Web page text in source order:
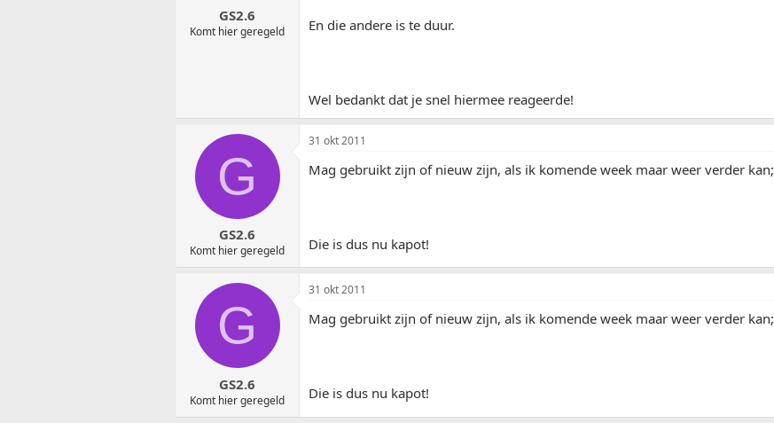
GS2.6
Komt hier geregeld En die andere is te duur.
Wel bedankt dat je snel hiermee reageerde!
G
GS2.6
Komt hier geregeld
31 okt 2011
Mag gebruikt zijn of nieuw zijn, als ik komende week maar weer verder kan;
Die is dus nu kapot!
G
GS2.6
Komt hier geregeld
31 okt 2011
Mag gebruikt zijn of nieuw zijn, als ik komende week maar weer verder kan;
Die is dus nu kapot!